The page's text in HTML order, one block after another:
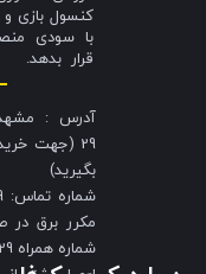
کنسول بازی و
با سودی
قرار بدهد.
آدرس :
29 (جهت
بگیرید)
مکرر برق در
شماره همراه 09103112129 در تماس باشید.